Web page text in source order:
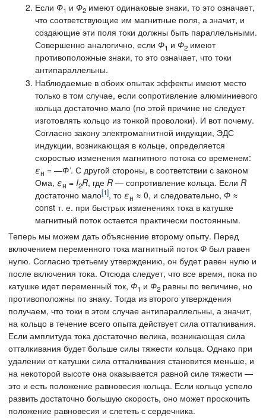
Если Ф1 и Ф2имеют одинаковые знаки, то это означает,
что соответствующие им магнитные поля, а значит, и
создающие эти поля токи должны быть параллельными.
Совершенно аналогично, если Ф1 и Ф2имеют
противоположные знаки, то это означает, что токи
антипараллельны.
Наблюдаемые в обоих опытах эффекты имеют место
только в том случае, если сопротивление алюминиевого
кольца достаточно мало (по этой причине не следует
изготовлять кольцо из тонкой проволоки). И вот почему.
Согласно закону электромагнитной индукции, ЭДС
индукции, возникающая в кольце, определяется
скоростью изменения магнитного потока со временем:
εн = —Ф’. С другой стороны, в соответствии с законом
Ома, εн = I2R, где R— сопротивление кольца. Если R
достаточно мало[1], то εн ≈ 0, и следовательно, Ф≈
const т. е. при быстрых изменениях тока в катушке
магнитный поток остается практически постоянным.
Теперь мы можем дать объяснение второму опыту. Перед
включением переменного тока магнитный поток Ф был равен
нулю. Согласно третьему утверждению, он будет равен нулю и
после включения тока. Отсюда следует, что все время, пока по
катушке идет переменный ток, Ф1 и Ф2 равны по величине, но
противоположны по знаку. Тогда из второго утверждения
получаем, что токи в этом случае антипараллельны, а значит,
на кольцо в течение всего опыта действует сила отталкивания.
Если амплитуда тока достаточно велика, возникающая сила
отталкивания будет больше силы тяжести кольца. Однако при
удалении от катушки сила отталкивания становится меньше, и
на некоторой высоте она оказывается равной силе тяжести —
это и есть положение равновесия кольца. Если кольцо успело
развить достаточно большую скорость, оно может проскочить
положение равновесия и слететь с сердечника.